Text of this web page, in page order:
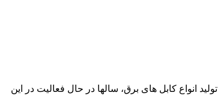
ماهان کابل امیر در زمینه تولید انواع کابل های برق، سالها در حال فعالیت در این